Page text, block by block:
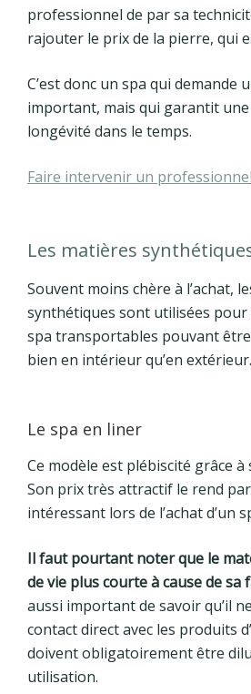
professionnel de par sa
rajouter le prix de la pierre, qui
C’est donc un spa qui demande
important, mais qui garantit
longévité dans le temps.
Faire intervenir un professionnel
Les matières
Souvent moins chère à l’achat,
synthétiques sont utilisées pour
spa transportables pouvant
bien en intérieur qu’en extérieur.
Le spa en liner
Ce modèle est plébiscité grâce à
Son prix très attractif le rend
intéressant lors de l’achat d’un
Il faut pourtant noter que le
de vie plus courte à cause de sa
aussi important de savoir qu’il
contact direct avec les produits
doivent obligatoirement être
utilisation.